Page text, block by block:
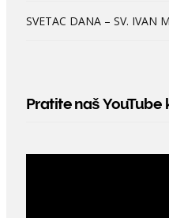
SVETAC DANA – SV. IVAN
Pratite naš YouTube